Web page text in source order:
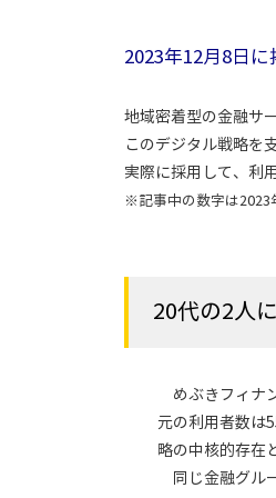
2023年12月8日
地域密着型の金融サ
このデジタル戦略を
実際に採用して、利
※記事中の数字は2023
20代の2人
めぶきフィナ
元の利用者数は
略の中核的存在
同じ金融グル